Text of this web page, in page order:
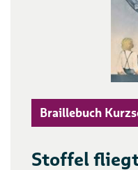
Braillebuch
Stoffel